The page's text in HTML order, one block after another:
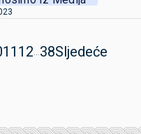
11 12 38Sljedeće